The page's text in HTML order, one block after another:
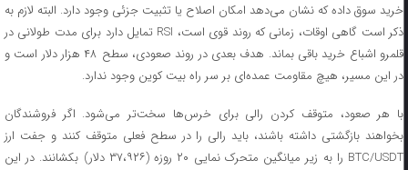
خرید سوق داده که نشان می‌دهد امکان اصلاح یا تثبیت جزئی وجود دارد. البته لازم به
ذکر است گاهی اوقات، زمانی که روند قوی است، RSI تمایل دارد برای مدت طولانی در
قلمرو اشباع خرید باقی بماند. هدف بعدی در روند صعودی، سطح ۴۸ هزار دلار است و
در این مسیر، هیچ مقاومت عمده‌ای بر سر راه بیت کوین وجود ندارد.
با هر صعود، متوقف کردن رالی برای خرس‌ها سخت‌تر می‌شود. اگر فروشندگان
بخواهند بازگشتی داشته باشند، باید رالی را در سطح فعلی متوقف کنند و جفت ارز
BTC/USDT را به زیر میانگین متحرک نمایی ۲۰ روزه (۳۷،۹۲۶ دلار) بکشانند. در این